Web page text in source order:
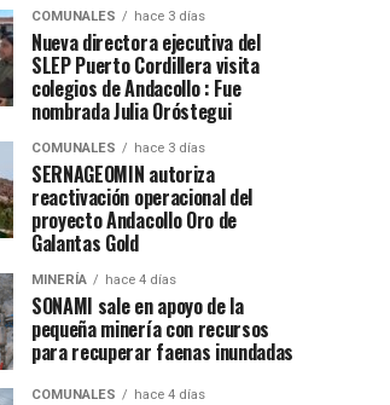
COMUNALES hace 3 días
Nueva directora ejecutiva del
SLEP Puerto Cordillera visita
colegios de Andacollo : Fue
nombrada Julia Oróstegui
COMUNALES hace 3 días
SERNAGEOMIN autoriza
reactivación operacional del
proyecto Andacollo Oro de
Galantas Gold
MINERÍA hace 4 días
SONAMI sale en apoyo de la
pequeña minería con recursos
para recuperar faenas inundadas
COMUNALES hace 4 días